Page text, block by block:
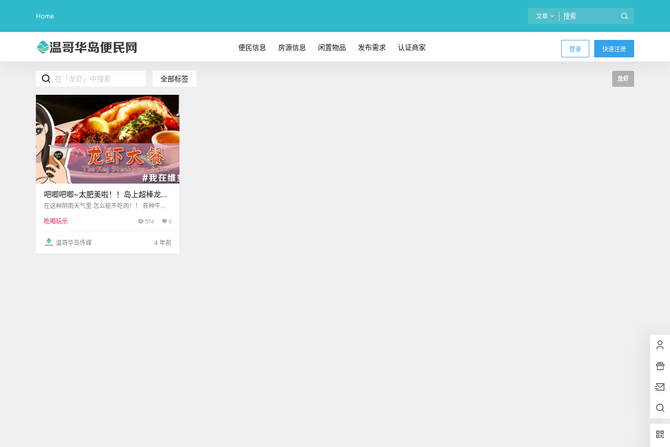
Home 文章
登录 快速注册
便民信息 房源信息 闲置物品 发布需求 认证商家
全部标签 龙虾
吧唧吧唧~太肥美啦！！岛上超棒龙虾
去哪吃？快跟博主去打卡啦！
在这种阴雨天气里 怎么能不吃肉！！ 各种牛
不爱呢~？ 这周博主去吃了心仪很久的龙虾大餐
吃喝玩乐 576 0
温哥华岛传媒 4 年前